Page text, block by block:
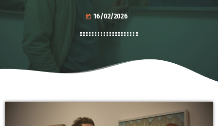
today 16/02/2026